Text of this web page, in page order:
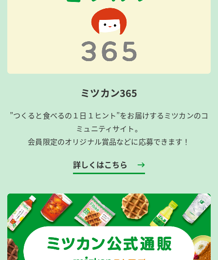
ミツカン365
”つくると食べるの１日１ヒント”をお届けするミツカンのコ
ミュニティサイト。
会員限定のオリジナル賞品などに応募できます！
詳しくはこちら